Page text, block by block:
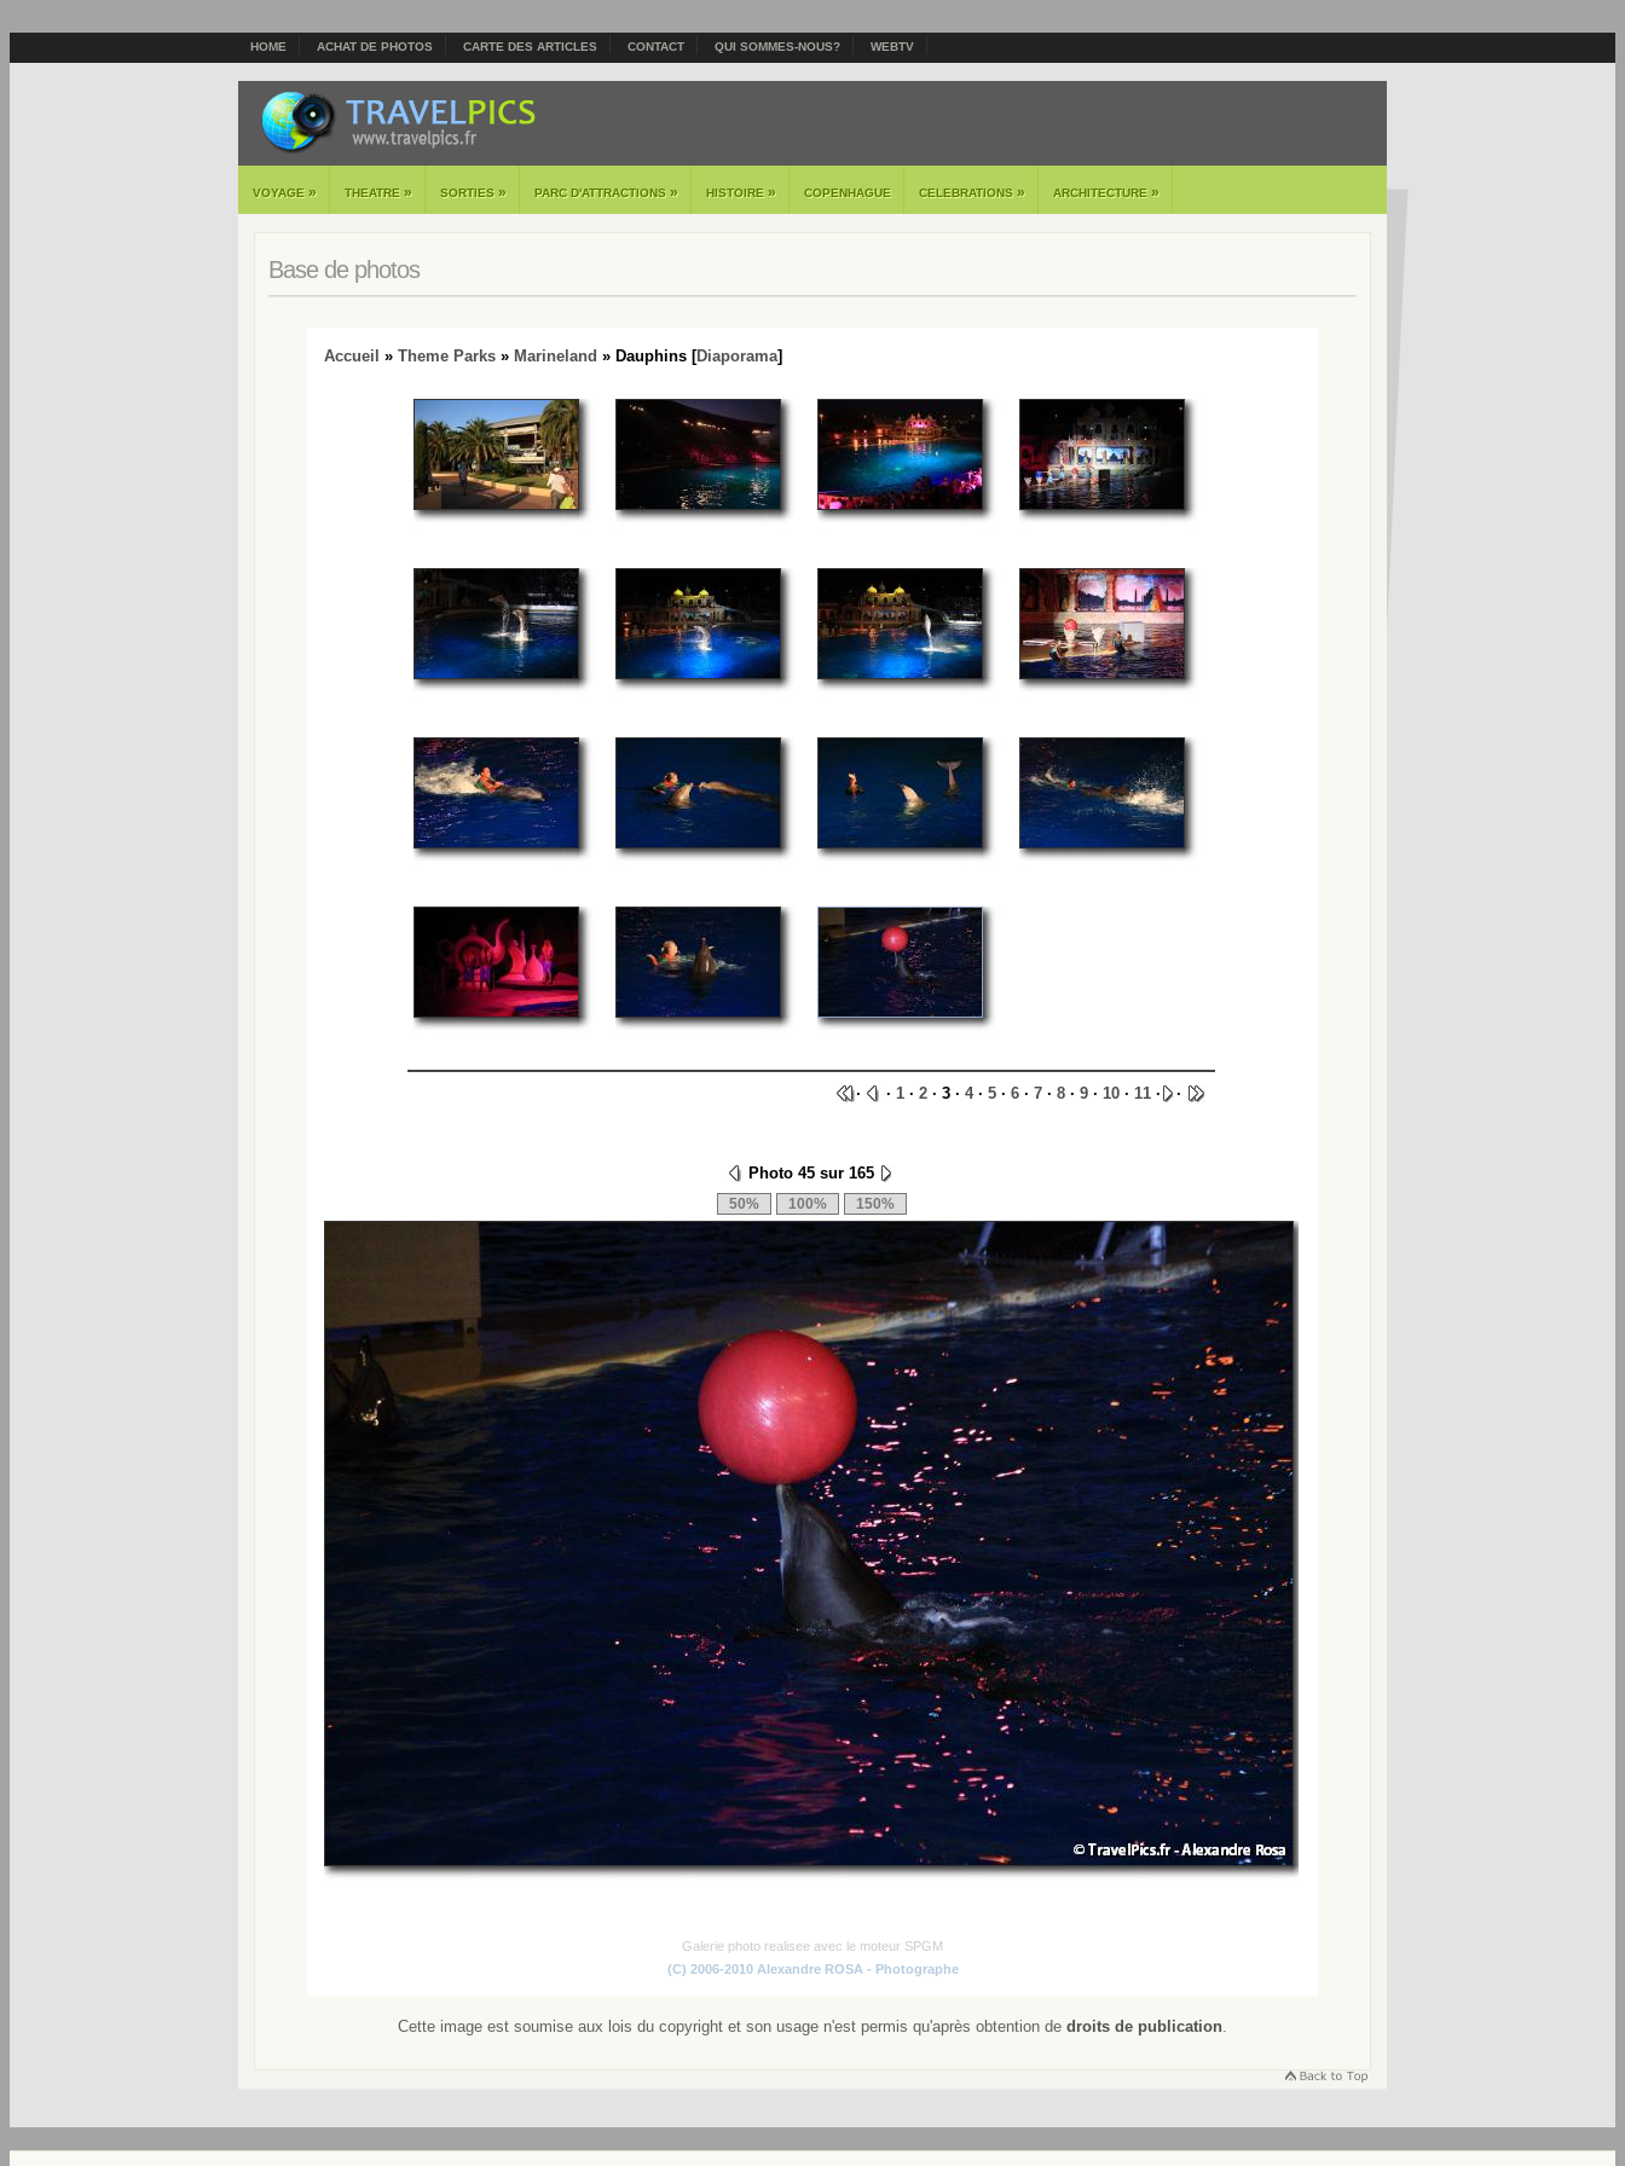
HOME ACHAT DE PHOTOS CARTE DES ARTICLES CONTACT QUI SOMMES-NOUS? WEBTV
VOYAGE » THEATRE » SORTIES » PARC D'ATTRACTIONS » HISTOIRE » COPENHAGUE CELEBRATIONS » ARCHITECTURE »
Base de photos
Accueil » Theme Parks » Marineland » Dauphins [Diaporama]
· · 1 · 2 · 3 · 4· 5 · 6 · 7 · 8 · 9 · 10 · 11 · ·
Photo 45 sur 165
Galerie photo realisee avec le moteur SPGM
(C) 2006-2010 Alexandre ROSA - Photographe
Cette image est soumise aux lois du copyright et son usage n'est permis qu'après obtention de droits de publication.